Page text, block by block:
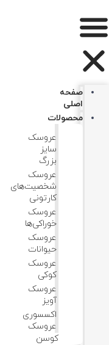
صفحه
اصلی
محصولات
عروسک
سایز
بزرگ
عروسک‌
شخصیت‌های
کارتونی
عروسک
خوراکی‌ها
عروسک
حیوانات
عروسک
کوکی
عروسک
آویز
اکسسوری
عروسک
کوسن